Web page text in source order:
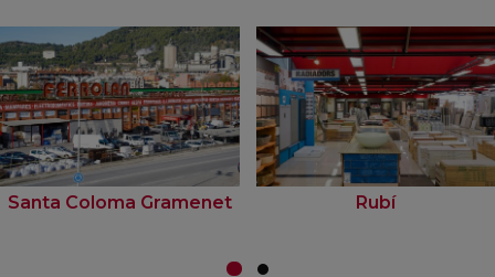
Santa Coloma Gramenet Rubí